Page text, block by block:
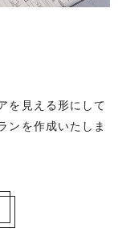
を見える形にして
ンを作成いたしま